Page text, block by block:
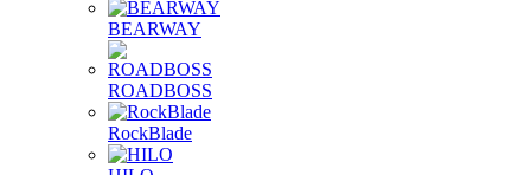
BEARWAY
ROADBOSS
RockBlade